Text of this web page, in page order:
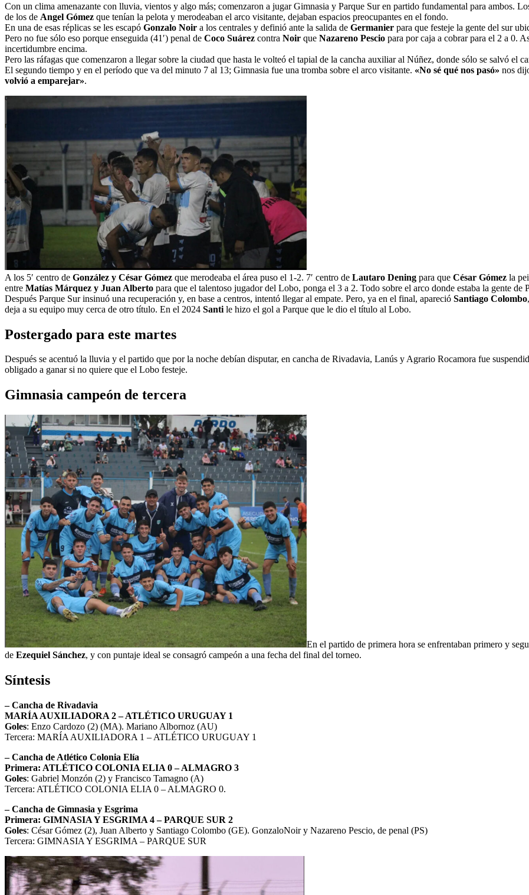
Con un clima amenazante con lluvia, vientos y algo más; comenzaron a jugar Gimnasia y Parque Sur en partido fundamental para ambos.
de los de Angel Gómez que tenían la pelota y merodeaban el arco visitante, dejaban espacios preocupantes en el fondo.
En una de esas réplicas se les escapó Gonzalo Noir a los centrales y definió ante la salida de Germanier para que festeje la gente del sur
Pero no fue sólo eso porque enseguida (41′) penal de Coco Suárez contra Noir que Nazareno Pescio para por caja a cobrar para el 2 a 0.
incertidumbre encima.
Pero las ráfagas que comenzaron a llegar sobre la ciudad que hasta le volteó el tapial de la cancha auxiliar al Núñez, donde sólo se salvó el
El segundo tiempo y en el período que va del minuto 7 al 13; Gimnasia fue una tromba sobre el arco visitante. «No sé qué nos pasó» nos
volvió a emparejar».
A los 5′ centro de González y César Gómez que merodeaba el área puso el 1-2. 7′ centro de Lautaro Dening para que César Gómez la
entre Matías Márquez y Juan Alberto para que el talentoso jugador del Lobo, ponga el 3 a 2. Todo sobre el arco donde estaba la gente de
Después Parque Sur insinuó una recuperación y, en base a centros, intentó llegar al empate. Pero, ya en el final, apareció Santiago Colombo
deja a su equipo muy cerca de otro título. En el 2024 Santi le hizo el gol a Parque que le dio el título al Lobo.
Postergado para este martes
Después se acentuó la lluvia y el partido que por la noche debían disputar, en cancha de Rivadavia, Lanús y Agrario Rocamora fue
obligado a ganar si no quiere que el Lobo festeje.
Gimnasia campeón de tercera
En el partido de primera hora se enfrentaban primero y
de Ezequiel Sánchez, y con puntaje ideal se consagró campeón a una fecha del final del torneo.
Síntesis
– Cancha de Rivadavia
MARÍA AUXILIADORA 2 – ATLÉTICO URUGUAY 1
Goles: Enzo Cardozo (2) (MA). Mariano Albornoz (AU)
Tercera: MARÍA AUXILIADORA 1 – ATLÉTICO URUGUAY 1
– Cancha de Atlético Colonia Elía
Primera: ATLÉTICO COLONIA ELIA 0 – ALMAGRO 3
Goles: Gabriel Monzón (2) y Francisco Tamagno (A)
Tercera: ATLÉTICO COLONIA ELIA 0 – ALMAGRO 0.
– Cancha de Gimnasia y Esgrima
Primera: GIMNASIA Y ESGRIMA 4 – PARQUE SUR 2
Goles: César Gómez (2), Juan Alberto y Santiago Colombo (GE). GonzaloNoir y Nazareno Pescio, de penal (PS)
Tercera: GIMNASIA Y ESGRIMA – PARQUE SUR